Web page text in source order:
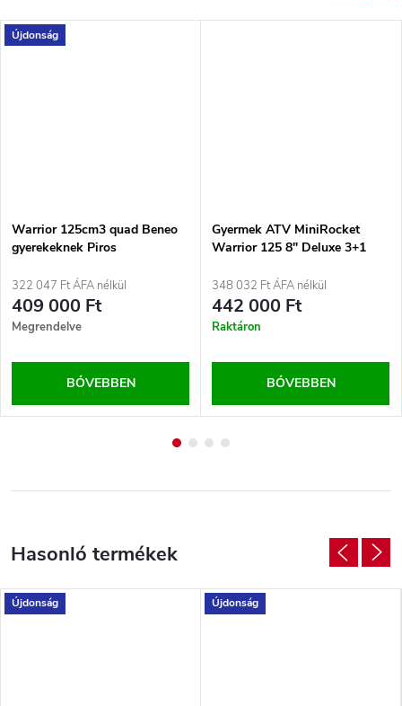
Újdonság
Warrior 125cm3 quad Beneo
gyerekeknek Piros
322 047 Ft ÁFA nélkül
409 000 Ft
Megrendelve
BŐVEBBEN
Gyermek ATV MiniRocket
Warrior 125 8" Deluxe 3+1
348 032 Ft ÁFA nélkül
442 000 Ft
Raktáron
BŐVEBBEN
Újdonság Újdonság